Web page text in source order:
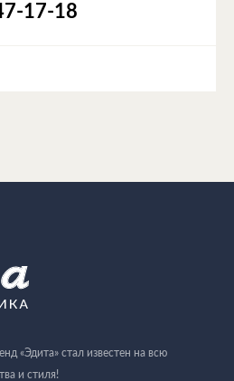
17-18
«Эдита» стал известен на всю
и стиля!